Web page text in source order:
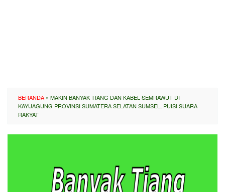
BERANDA » MAKIN BANYAK TIANG DAN KABEL SEMRAWUT DI
KAYUAGUNG PROVINSI SUMATERA SELATAN SUMSEL, PUISI SUARA
RAKYAT